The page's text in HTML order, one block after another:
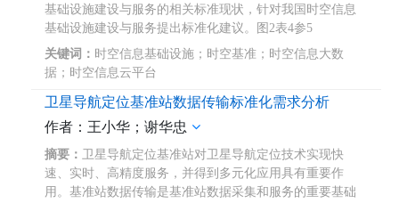
基础设施建设与服务的相关标准现状，针对我国时空信息
基础设施建设与服务提出标准化建议。图2表4参5
关键词： 时空信息基础设施；时空基准；时空信息大数
据；时空信息云平台
卫星导航定位基准站数据传输标准化需求分析
作者：王小华；谢华忠
摘要： 卫星导航定位基准站对卫星导航定位技术实现快
速、实时、高精度服务，并得到多元化应用具有重要作
用。基准站数据传输是基准站数据采集和服务的重要基础